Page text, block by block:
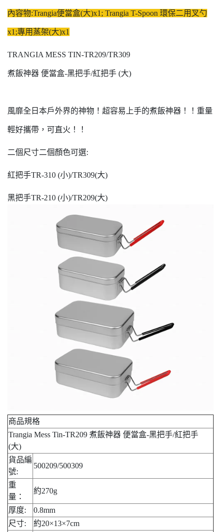
內容物:Trangia便當盒(大)x1; Trangia T-Spoon 環保二用叉勺
x1;專用蒸架(大)x1
TRANGIA MESS TIN-TR209/TR309
煮飯神器 便當盒-黑把手/紅把手 (大)
風靡全日本戶外界的神物！超容易上手的煮飯神器！！重量
輕好攜帶，可直火！！
二個尺寸二個顏色可選:
紅把手TR-310 (小)/TR309(大)
黑把手TR-210 (小)/TR209(大)
商品規格
Trangia Mess Tin-TR209 煮飯神器 便當盒-黑把手/紅把手
(大)
貨品編
號:
500209/500309
重
量：
約270g
厚度:
0.8mm
尺寸:
約20×13×7cm